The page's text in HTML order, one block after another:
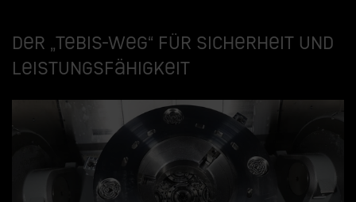
Der „Tebis-Weg“ für Sicherheit und
Leistungsfähigkeit